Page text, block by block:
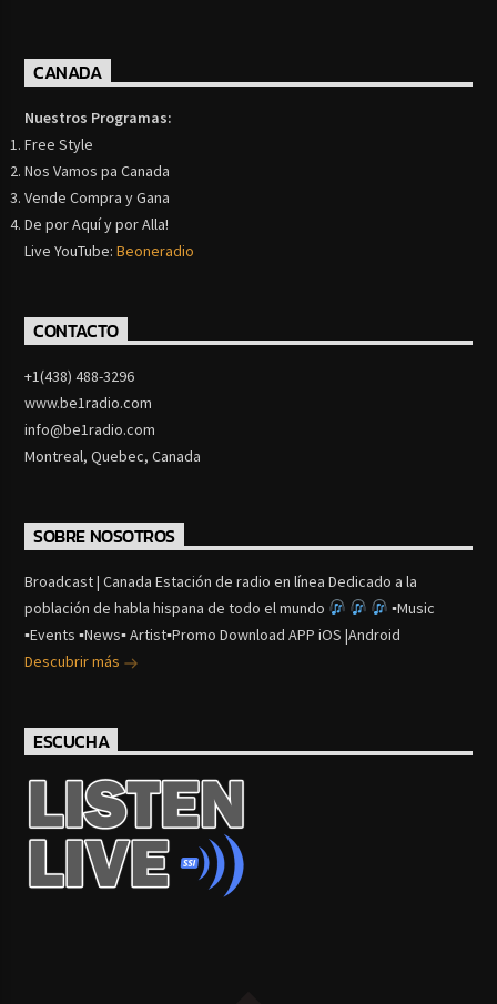
CANADA
Nuestros Programas:
Free Style
Nos Vamos pa Canada
Vende Compra y Gana
De por Aquí y por Alla!
Live YouTube:Beoneradio
CONTACTO
+1(438) 488-3296
www.be1radio.com
info@be1radio.com
Montreal, Quebec, Canada
SOBRE NOSOTROS
Broadcast | Canada Estación de radio en línea Dedicado a la
población de habla hispana de todo el mundo
▪Music
▪Events ▪News▪ Artist▪Promo Download APP iOS |Android
Descubrir más
ESCUCHA